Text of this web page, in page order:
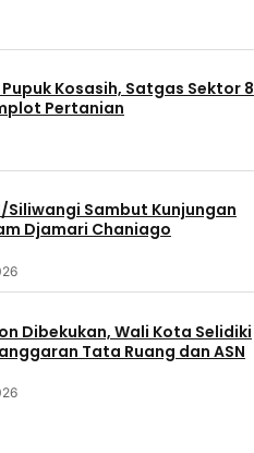
Kosasih, Satgas Sektor 8
Pertanian
Siliwangi Sambut Kunjungan
Djamari Chaniago
Dibekukan, Wali Kota Selidiki
Tata Ruang dan ASN